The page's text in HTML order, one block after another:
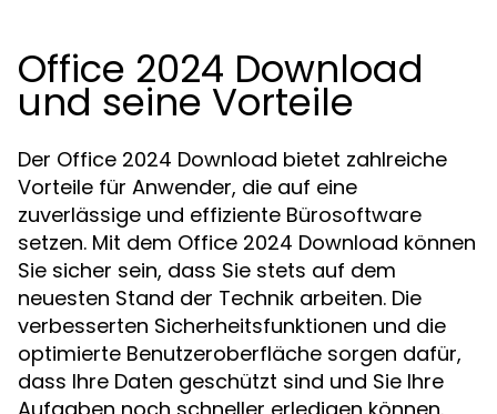
Office 2024 Download
und seine Vorteile
Der Office 2024 Download bietet zahlreiche
Vorteile für Anwender, die auf eine
zuverlässige und effiziente Bürosoftware
setzen. Mit dem Office 2024 Download können
Sie sicher sein, dass Sie stets auf dem
neuesten Stand der Technik arbeiten. Die
verbesserten Sicherheitsfunktionen und die
optimierte Benutzeroberfläche sorgen dafür,
dass Ihre Daten geschützt sind und Sie Ihre